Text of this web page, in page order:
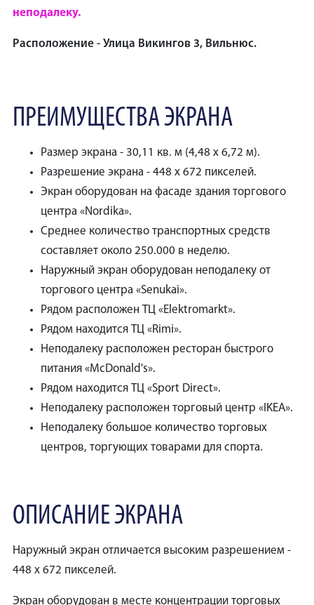
неподалеку.
Расположение - Улица Викингов 3, Вильнюс.
ПРЕИМУЩЕСТВА ЭКРАНА
Размер экрана - 30,11 кв. м (4,48 x 6,72 м).
Разрешение экрана - 448 x 672 пикселей.
Экран оборудован на фасаде здания торгового
центра «Nordika».
Среднее количество транспортных средств
составляет около 250.000 в неделю.
Наружный экран оборудован неподалеку от
торгового центра «Senukai».
Рядом расположен ТЦ «Elektromarkt».
Рядом находится ТЦ «Rimi».
Неподалеку расположен ресторан быстрого
питания «McDonald's».
Рядом находится ТЦ «Sport Direct».
Неподалеку расположен торговый центр «IKEA».
Неподалеку большое количество торговых
центров, торгующих товарами для спорта.
ОПИСАНИЕ ЭКРАНА
Наружный экран отличается высоким разрешением -
448 x 672 пикселей.
Экран оборудован в месте концентрации торговых